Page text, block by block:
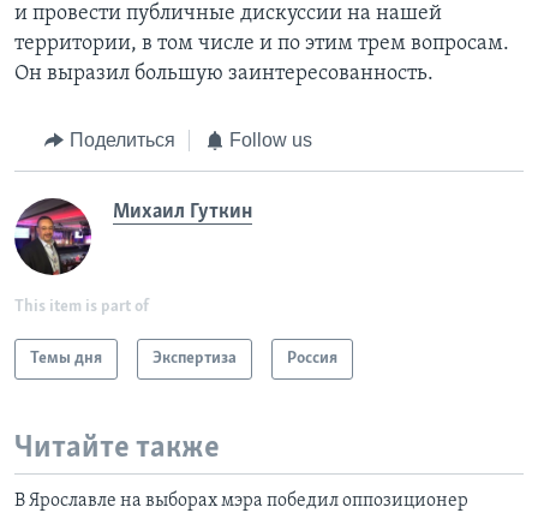
и провести публичные дискуссии на нашей
территории, в том числе и по этим трем вопросам.
Он выразил большую заинтересованность.
Поделиться Follow us
Михаил Гуткин
This item is part of
Темы дня Экспертиза Россия
Читайте также
В Ярославле на выборах мэра победил оппозиционер